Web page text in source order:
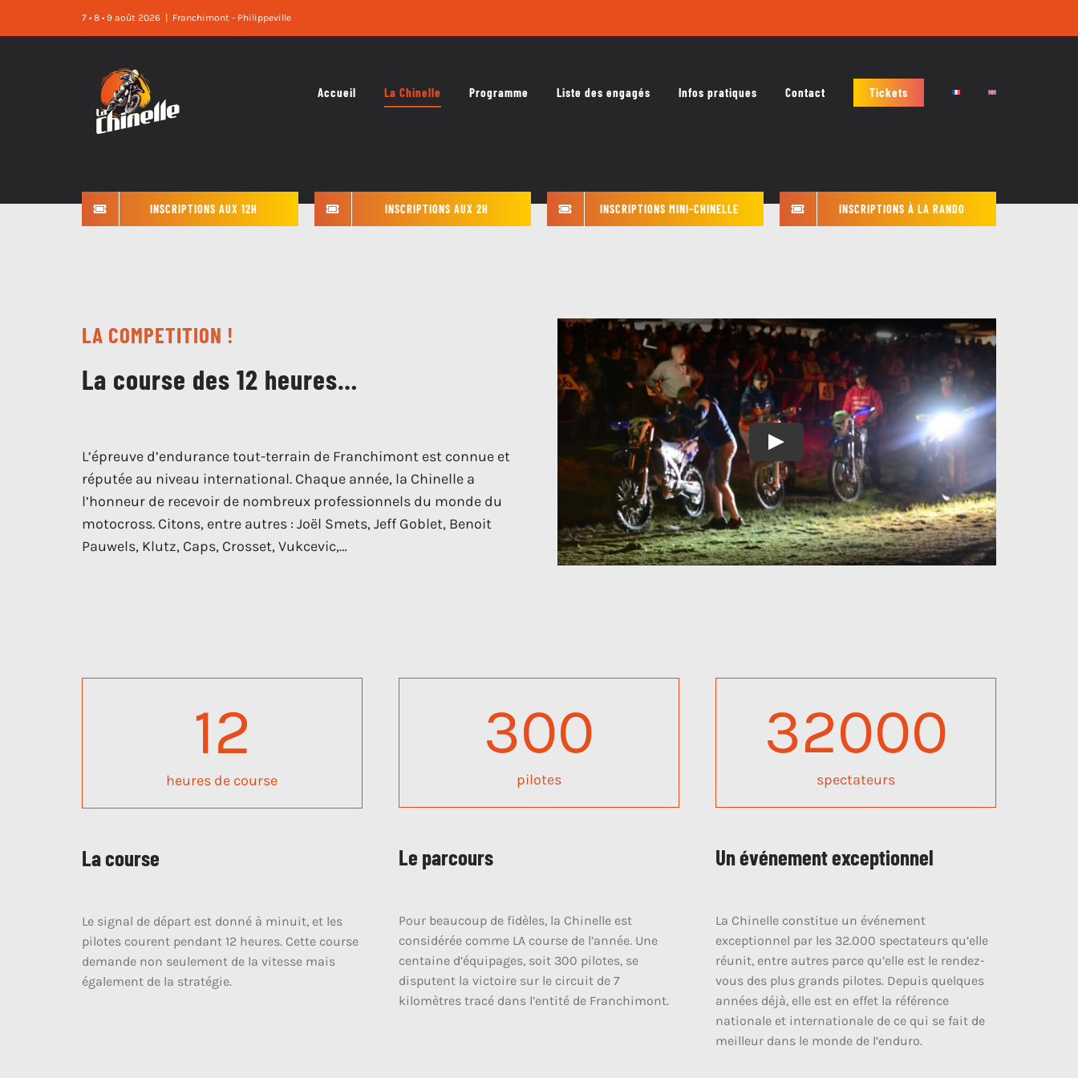
7 • 8 • 9 août 2026 Franchimont - Philippeville
Accueil La Chinelle Programme Liste des engagés Infos pratiques Contact Tickets
INSCRIPTIONS AUX 12H INSCRIPTIONS AUX 2H INSCRIPTIONS MINI-CHINELLE INSCRIPTIONS À LA RANDO
LA COMPETITION !
La course des 12 heures…
L’épreuve d’endurance tout-terrain de Franchimont est connue et
réputée au niveau international. Chaque année, la Chinelle a
l’honneur de recevoir de nombreux professionnels du monde du
motocross. Citons, entre autres : Joël Smets, Jeff Goblet, Benoit
Pauwels, Klutz, Caps, Crosset, Vukcevic,…
12
heures de course
La course
Le signal de départ est donné à minuit, et les
pilotes courent pendant 12 heures. Cette course
demande non seulement de la vitesse mais
également de la stratégie.
300
pilotes
Le parcours
Pour beaucoup de fidèles, la Chinelle est
considérée comme LA course de l’année. Une
centaine d’équipages, soit 300 pilotes, se
disputent la victoire sur le circuit de 7
kilomètres tracé dans l’entité de Franchimont.
32000
spectateurs
Un événement exceptionnel
La Chinelle constitue un événement
exceptionnel par les 32.000 spectateurs qu’elle
réunit, entre autres parce qu’elle est le rendez-
vous des plus grands pilotes. Depuis quelques
années déjà, elle est en effet la référence
nationale et internationale de ce qui se fait de
meilleur dans le monde de l’enduro.